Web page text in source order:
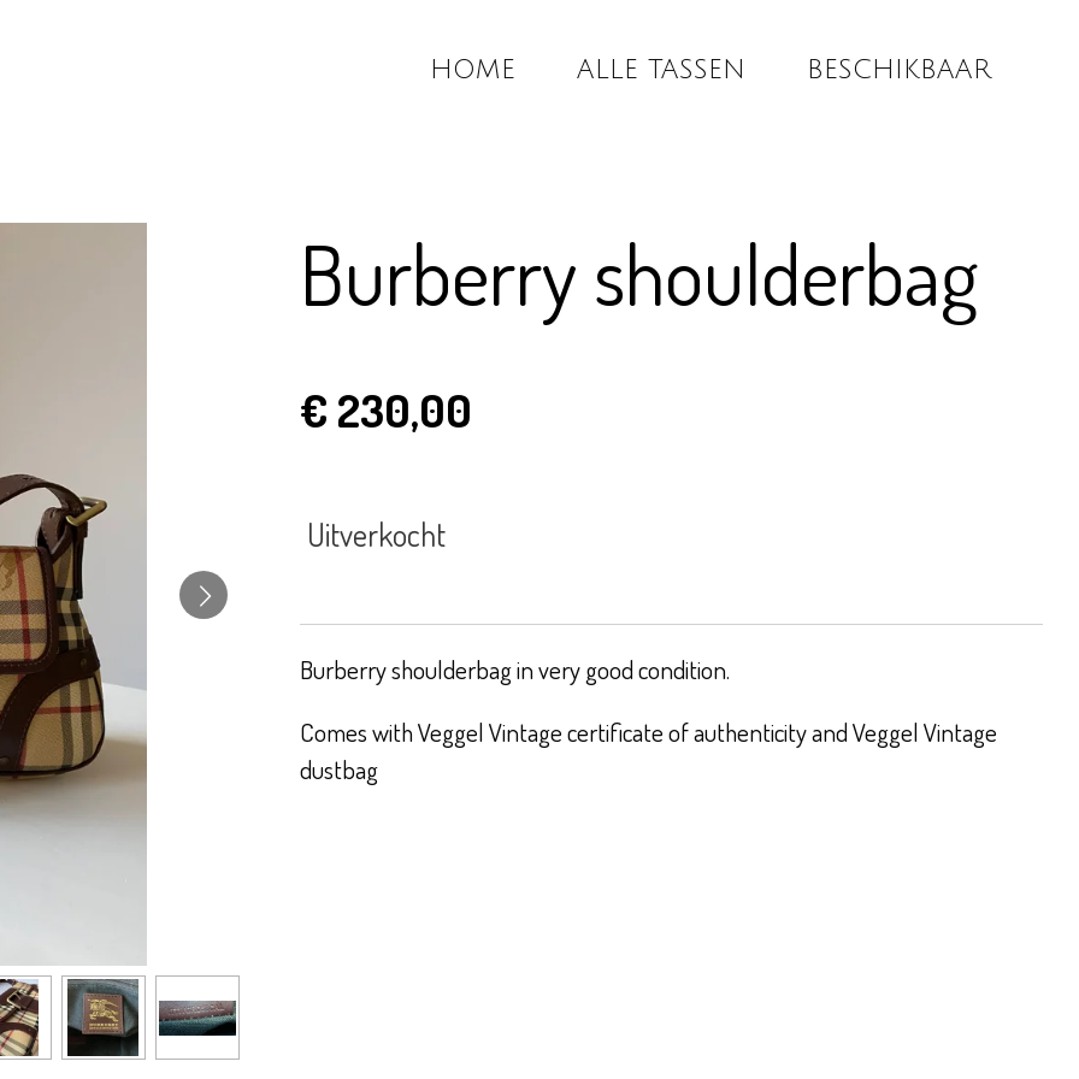
HOME ALLE TASSEN BESCHIKBAAR
Burberry shoulderbag
€ 230,00
Uitverkocht
Burberry shoulderbag in very good condition.
Comes with Veggel Vintage certificate of authenticity and Veggel Vintage
dustbag